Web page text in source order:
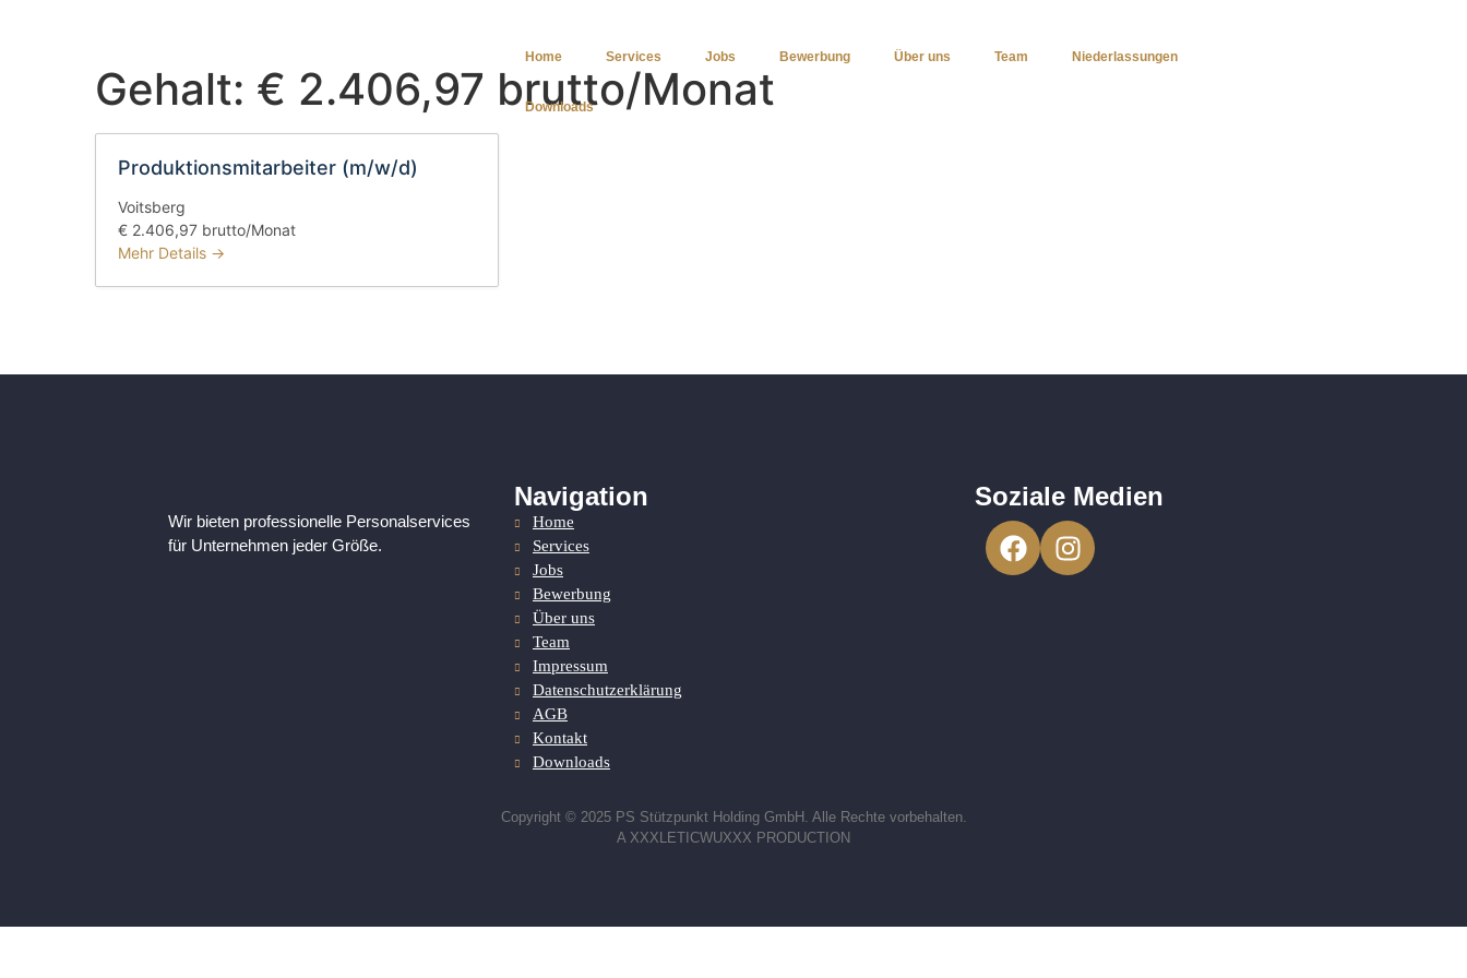
Home Services Jobs Bewerbung Über uns Team Niederlassungen
Downloads
Gehalt: € 2.406,97 brutto/Monat
Produktionsmitarbeiter (m/w/d)
Voitsberg
€ 2.406,97 brutto/Monat
Mehr Details
Wir bieten professionelle Personalservices
für Unternehmen jeder Größe.
Navigation
Home
Services
Jobs
Bewerbung
Über uns
Team
Impressum
Datenschutzerklärung
AGB
Kontakt
Downloads
Soziale Medien
Copyright © 2025 PS Stützpunkt Holding GmbH. Alle Rechte vorbehalten.
A XXXLETICWUXXX PRODUCTION